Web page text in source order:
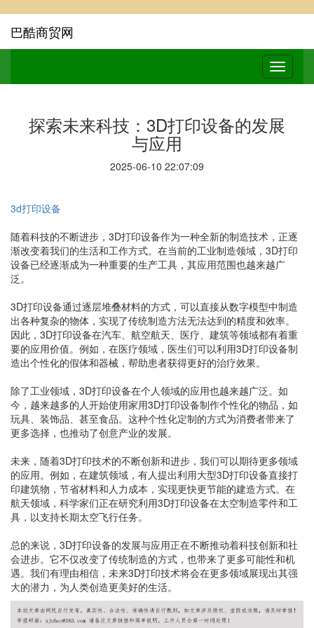
巴酷商贸网
探索未来科技：3D打印设备的发展
与应用
2025-06-10 22:07:09
3d打印设备
随着科技的不断进步，3D打印设备作为一种全新的制造技术，正逐
渐改变着我们的生活和工作方式。在当前的工业制造领域，3D打印
设备已经逐渐成为一种重要的生产工具，其应用范围也越来越广
泛。
3D打印设备通过逐层堆叠材料的方式，可以直接从数字模型中制造
出各种复杂的物体，实现了传统制造方法无法达到的精度和效率。
因此，3D打印设备在汽车、航空航天、医疗、建筑等领域都有着重
要的应用价值。例如，在医疗领域，医生们可以利用3D打印设备制
造出个性化的假体和器械，帮助患者获得更好的治疗效果。
除了工业领域，3D打印设备在个人领域的应用也越来越广泛。如
今，越来越多的人开始使用家用3D打印设备制作个性化的物品，如
玩具、装饰品、甚至食品。这种个性化定制的方式为消费者带来了
更多选择，也推动了创意产业的发展。
未来，随着3D打印技术的不断创新和进步，我们可以期待更多领域
的应用。例如，在建筑领域，有人提出利用大型3D打印设备直接打
印建筑物，节省材料和人力成本，实现更快更节能的建造方式。在
航天领域，科学家们正在研究利用3D打印设备在太空制造零件和工
具，以支持长期太空飞行任务。
总的来说，3D打印设备的发展与应用正在不断推动着科技创新和社
会进步。它不仅改变了传统制造的方式，也带来了更多可能性和机
遇。我们有理由相信，未来3D打印技术将会在更多领域展现出其强
大的潜力，为人类创造更美好的生活。